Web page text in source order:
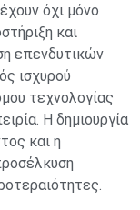
όχι μόνο
και
επενδυτικών
ισχυρού
τεχνολογίας
Η δημιουργία
και η